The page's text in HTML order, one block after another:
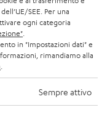
in combination with
redeemable if the free
at 00:00 and
SEE. Per una
ogni categoria
in "Impostazioni dati" e
rimandiamo alla
Sempre attivo